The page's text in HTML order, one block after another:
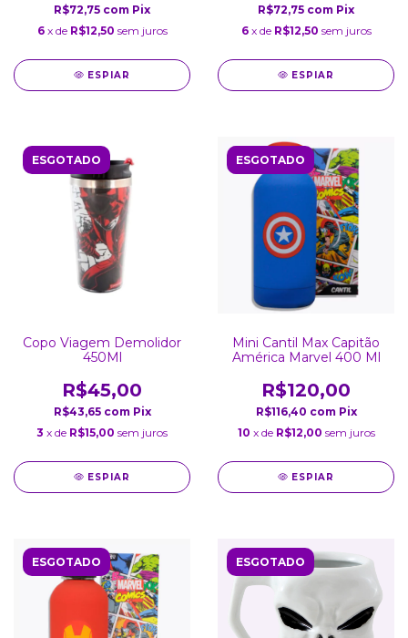
R$72,75 com Pix
6 x de R$12,50 sem juros
ESPIAR
R$72,75 com Pix
6 x de R$12,50 sem juros
ESPIAR
ESGOTADO
Copo Viagem Demolidor
450Ml
R$45,00
R$43,65 com Pix
3 x de R$15,00 sem juros
ESPIAR
ESGOTADO
Mini Cantil Max Capitão
América Marvel 400 Ml
R$120,00
R$116,40 com Pix
10 x de R$12,00 sem juros
ESPIAR
ESGOTADO ESGOTADO